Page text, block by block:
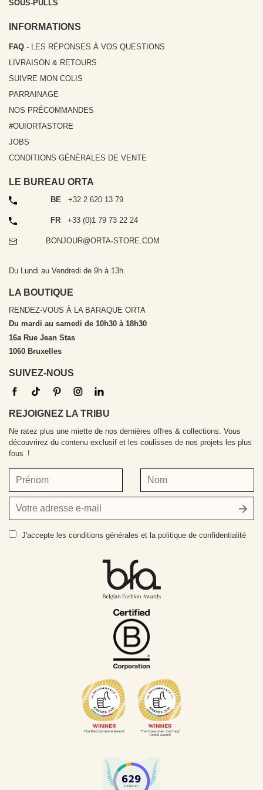
SOUS-PULLS
INFORMATIONS
CONDITIONS GÉNÉRALES DE VENTE
LIVRAISON & RETOURS
NOS PRÉCOMMANDES
#OUIORTASTORE
PARRAINAGE
FAQ - LES RÉPONSES À VOS QUESTIONS
SUIVRE MON COLIS
JOBS
LE BUREAU ORTA
TÉLÉPHONE
BE +32 2 620 13 79
TÉLÉPHONE
FR +33 (0)1 79 73 22 24
BONJOUR@ORTA-STORE.COM
Du Lundi au Vendredi de 9h à 13h.
LA BOUTIQUE
RENDEZ-VOUS À LA BARAQUE ORTA
Du mardi au samedi de 10h30 à 18h30
16a Rue Jean Stas
1060 Bruxelles
SUIVEZ-NOUS
REJOIGNEZ LA TRIBU
Ne ratez plus une miette de nos dernières offres & collections. Vous
découvrirez du contenu exclusif et les coulisses de nos projets les plus
fous !
Prénom Nom
Votre
adresse
e- J'accepte les conditions générales et la politique de confidentialité